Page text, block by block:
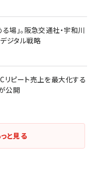
もっと見る
場」。阪急交通社・宇和川
ジタル戦略
リピート売上を最大化する
公開
と見る